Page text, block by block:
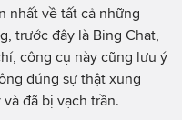
nhất về tất cả những
trước đây là Bing Chat,
công cụ này cũng lưu ý
đúng sự thật xung
đã bị vạch trần.